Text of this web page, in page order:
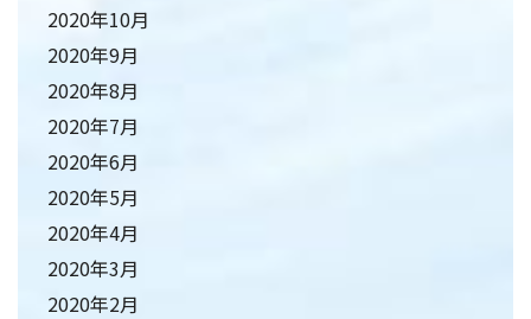
2020年10月
2020年9月
2020年8月
2020年7月
2020年6月
2020年5月
2020年4月
2020年3月
2020年2月